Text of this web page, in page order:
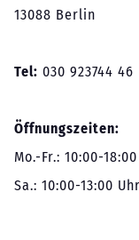
13088 Berlin
Tel: 030 923744 46
Öffnungszeiten:
Mo.-Fr.: 10:00-
Sa.: 10:00-13:00 Uhr